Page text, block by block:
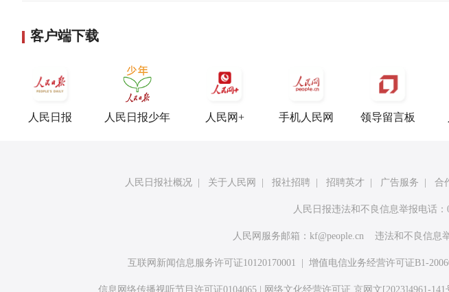
客户端下载
人民日报 人民日报少年 人民网+ 手机人民网 领导留言板
人民日报社概况 关于人民网 报社招聘 招聘英才 广告服务 合
人民日报违法和不良信息举报电话
人民网服务邮箱： kf@people.cn违法和不良信息举
互联网新闻信息服务许可证10120170001 增值电信业务经营许可证B1-
信息网络传播视听节目许可证0104065 网络文化经营许可证 京网文[2023]4961-141